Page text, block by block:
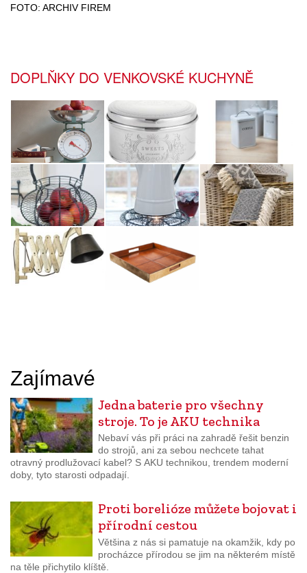
FOTO: ARCHIV FIREM
DOPLŇKY DO VENKOVSKÉ KUCHYNĚ
Zajímavé
Jedna baterie pro všechny
stroje. To je AKU technika
Nebaví vás při práci na zahradě řešit benzin
do strojů, ani za sebou nechcete tahat
otravný prodlužovací kabel? S AKU technikou, trendem moderní
doby, tyto starosti odpadají.
Proti borelióze můžete bojovat i
přírodní cestou
Většina z nás si pamatuje na okamžik, kdy po
procházce přírodou se jim na některém místě
na těle přichytilo klíště.